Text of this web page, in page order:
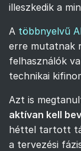
illeszkedik a
A többnyelvű
erre mutatnak
felhasználók
technikai
Azt is
aktívan kell
héttel tartott
a tervezési